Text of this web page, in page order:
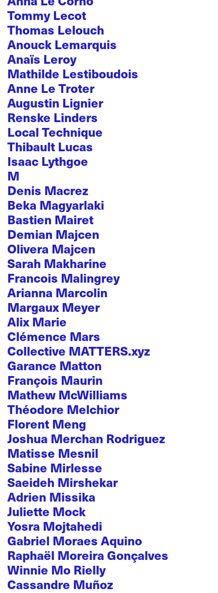
Tommy Lecot
Thomas Lelouch
Anouck Lemarquis
Anaïs Leroy
Mathilde Lestiboudois
Anne Le Troter
Augustin Lignier
Renske Linders
Local Technique
Thibault Lucas
Isaac Lythgoe
M
Denis Macrez
Beka Magyarlaki
Bastien Mairet
Demian Majcen
Olivera Majcen
Sarah Makharine
Francois Malingrey
Arianna Marcolin
Margaux Meyer
Alix Marie
Clémence Mars
Collective MATTERS.xyz
Garance Matton
François Maurin
Mathew McWilliams
Théodore Melchior
Florent Meng
Joshua Merchan Rodriguez
Matisse Mesnil
Sabine Mirlesse
Saeideh Mirshekar
Adrien Missika
Juliette Mock
Yosra Mojtahedi
Gabriel Moraes Aquino
Raphaël Moreira Gonçalves
Winnie Mo Rielly
Cassandre Muñoz